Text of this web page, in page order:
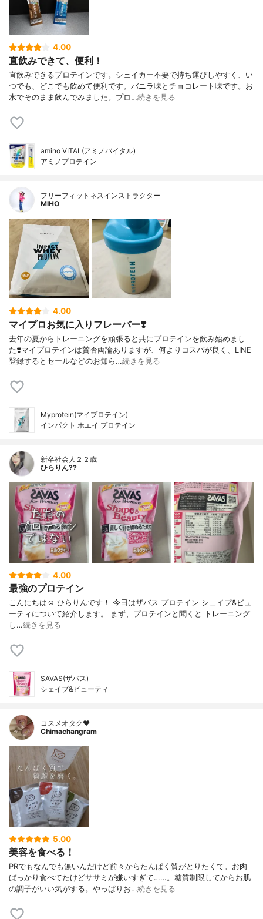
4.00
直飲みできて、便利！
直飲みできるプロテインです。シェイカー不要で持ち運びしやすく、い
つでも、どこでも飲めて便利です。バニラ味とチョコレート味です。お
水でそのまま飲んでみました。プロ…続きを見る
amino VITAL(アミノバイタル)
アミノプロテイン
フリーフィットネスインストラクター
MIHO
4.00
マイプロお気に入りフレーバー❣️
去年の夏からトレーニングを頑張ると共にプロテインを飲み始めまし
た❣️マイプロテインは賛否両論ありますが、何よりコスパが良く、LINE
登録するとセールなどのお知ら…続きを見る
Myprotein(マイプロテイン)
インパクト ホエイ プロテイン
新卒社会人２２歳
ひらりん??
4.00
最強のプロテイン
こんにちは☺️ ひらりんです！ 今日はザバス プロテイン シェイプ&ビュ
ーティについて紹介します。 まず、プロテインと聞くと トレーニング
し…続きを見る
SAVAS(ザバス)
シェイプ&ビューティ
コスメオタク♥︎
Chimachangram
5.00
美容を食べる！
PRでもなんでも無いんだけど前々からたんぱく質がとりたくて。お肉
ばっかり食べてたけどササミが嫌いすぎて……。糖質制限してからお肌
の調子がいい気がする。やっぱりお…続きを見る